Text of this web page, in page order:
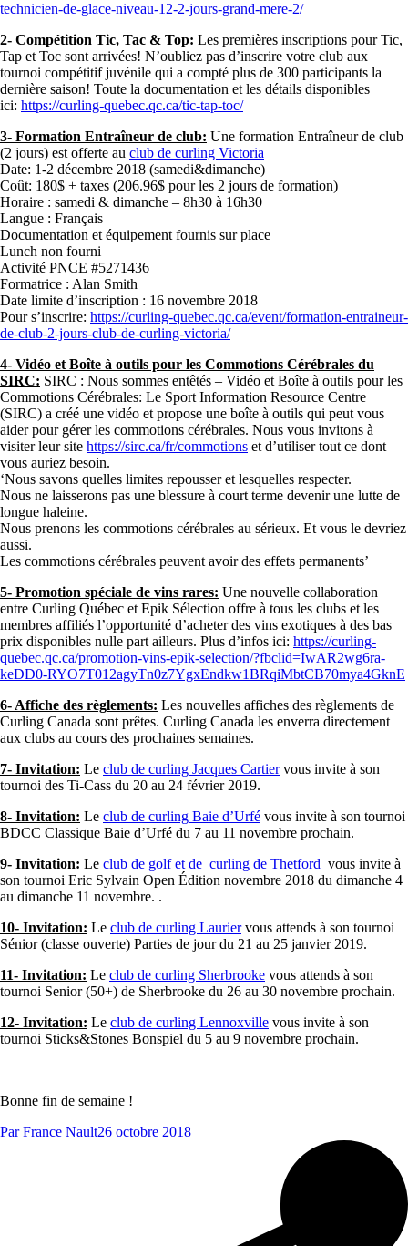
technicien-de-glace-niveau-12-2-jours-grand-mere-2/
2- Compétition Tic, Tac & Top: Les premières inscriptions pour Tic,
Tap et Toc sont arrivées! N’oubliez pas d’inscrire votre club aux
tournoi compétitif juvénile qui a compté plus de 300 participants la
dernière saison! Toute la documentation et les détails disponibles
ici: https://curling-quebec.qc.ca/tic-tap-toc/
3- Formation Entraîneur de club: Une formation Entraîneur de club
(2 jours) est offerte au club de curling Victoria
Date: 1-2 décembre 2018 (samedi&dimanche)
Coût: 180$ + taxes (206.96$ pour les 2 jours de formation)
Horaire : samedi & dimanche – 8h30 à 16h30
Langue : Français
Documentation et équipement fournis sur place
Lunch non fourni
Activité PNCE #5271436
Formatrice : Alan Smith
Date limite d’inscription : 16 novembre 2018
Pour s’inscrire: https://curling-quebec.qc.ca/event/formation-entraineur-
de-club-2-jours-club-de-curling-victoria/
4- Vidéo et Boîte à outils pour les Commotions Cérébrales du
SIRC: SIRC : Nous sommes entêtés – Vidéo et Boîte à outils pour les
Commotions Cérébrales: Le Sport Information Resource Centre
(SIRC) a créé une vidéo et propose une boîte à outils qui peut vous
aider pour gérer les commotions cérébrales. Nous vous invitons à
visiter leur site https://sirc.ca/fr/commotions et d’utiliser tout ce dont
vous auriez besoin.
‘Nous savons quelles limites repousser et lesquelles respecter.
Nous ne laisserons pas une blessure à court terme devenir une lutte de
longue haleine.
Nous prenons les commotions cérébrales au sérieux. Et vous le devriez
aussi.
Les commotions cérébrales peuvent avoir des effets permanents’
5- Promotion spéciale de vins rares: Une nouvelle collaboration
entre Curling Québec et Epik Sélection offre à tous les clubs et les
membres affiliés l’opportunité d’acheter des vins exotiques à des bas
prix disponibles nulle part ailleurs. Plus d’infos ici: https://curling-
quebec.qc.ca/promotion-vins-epik-selection/?fbclid=IwAR2wg6ra-
keDD0-RYO7T012agyTn0z7YgxEndkw1BRqiMbtCB70mya4GknE
6- Affiche des règlements: Les nouvelles affiches des règlements de
Curling Canada sont prêtes. Curling Canada les enverra directement
aux clubs au cours des prochaines semaines.
7- Invitation: Le club de curling Jacques Cartiervous invite à son
tournoi des Ti-Cass du 20 au 24 février 2019.
8- Invitation: Le club de curling Baie d’Urfé vous invite à son tournoi
BDCC Classique Baie d’Urfé du 7 au 11 novembre prochain.
9- Invitation: Le club de golf et de curling de Thetford vous invite à
son tournoi Eric Sylvain Open Édition novembre 2018 du dimanche 4
au dimanche 11 novembre. .
10- Invitation: Le club de curling Lauriervous attends à son tournoi
Sénior (classe ouverte) Parties de jour du 21 au 25 janvier 2019.
11- Invitation: Le club de curling Sherbrooke vous attends à son
tournoi Senior (50+) de Sherbrooke du 26 au 30 novembre prochain.
12- Invitation: Le club de curling Lennoxville vous invite à son
tournoi Sticks&Stones Bonspiel du 5 au 9 novembre prochain.
Bonne fin de semaine !
ParFrance Nault26 octobre 2018